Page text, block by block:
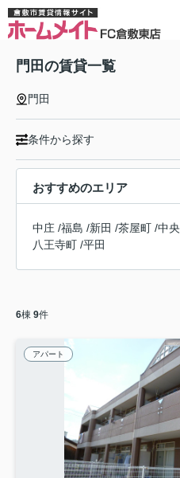
門田の賃貸一覧
門田
条件から探す
おすすめのエリア
中庄 /福島 /新田 /茶屋町 /中央
八王寺町 /平田
6棟 9件
アパート